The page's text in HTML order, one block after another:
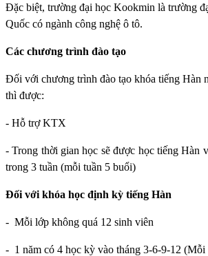
Đặc biệt, trường đại học Kookmin là trường
Quốc có ngành công nghệ ô tô.
Các chương trình đào tạo
Đối với chương trình đào tạo khóa tiếng Hàn
thì được:
- Hỗ trợ KTX
- Trong thời gian học sẽ được học tiếng Hàn
trong 3 tuần (mỗi tuần 5 buổi)
Đối với khóa học định kỳ tiếng Hàn
- Mỗi lớp không quá 12 sinh viên
- 1 năm có 4 học kỳ vào tháng 3-6-9-12